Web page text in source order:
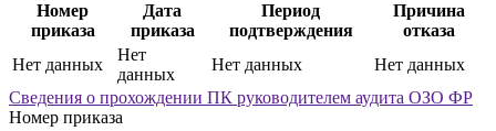
Номер
приказа
Дата
приказа
Период
подтверждения
Причина
отказа
Нет данных
Нет
данных
Нет данных
Нет данных
Сведения о прохождении ПК руководителем аудита ОЗО ФР
Номер приказа